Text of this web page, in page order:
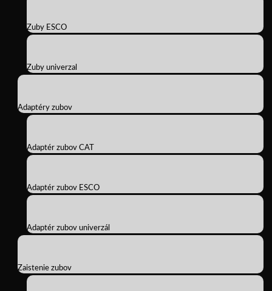
Zuby ESCO
Zuby univerzal
Adaptéry zubov
Adaptér zubov CAT
Adaptér zubov ESCO
Adaptér zubov univerzál
Zaistenie zubov